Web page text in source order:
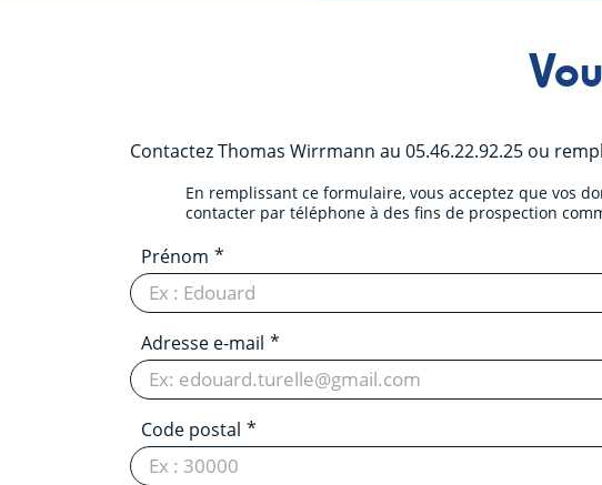
ContactezThomas Wirrmann au 05.46.22.92.25 ou
En remplissant ce formulaire, vous acceptez que vos
contacter par téléphone à des fins de prospection
Prénom
Adresse e-mail
Code postal